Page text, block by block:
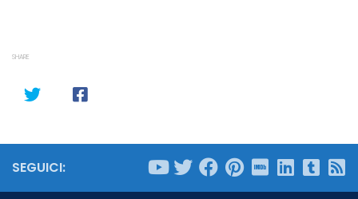
SHARE
SEGUICI: